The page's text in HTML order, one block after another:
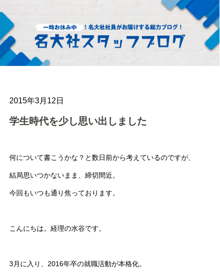
2015年3月12日
学生時代を少し思い出しました
何について書こうかな？と数日前から考えているのですが、
結局思いつかないまま、締切間近。
今回もいつも通り焦っております。
こんにちは。経理の水谷です。
3月に入り、2016年卒の就職活動が本格化。